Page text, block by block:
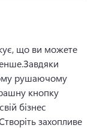
що ви можете
Завдяки
рушаючому
кнопку
бізнес
захопливе